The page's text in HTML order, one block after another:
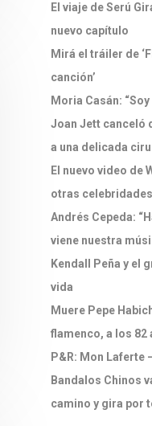
El viaje de Serú
nuevo capítulo
Mirá el tráiler de
canción’
Moria Casán:
Joan Jett canceló
a una delicada
El nuevo video de
otras celebridades
Andrés Cepeda:
viene nuestra
Kendall Peña y el
vida
Muere Pepe
flamenco, a los 82
P&R: Mon Laferte
Bandalos Chinos
camino y gira por